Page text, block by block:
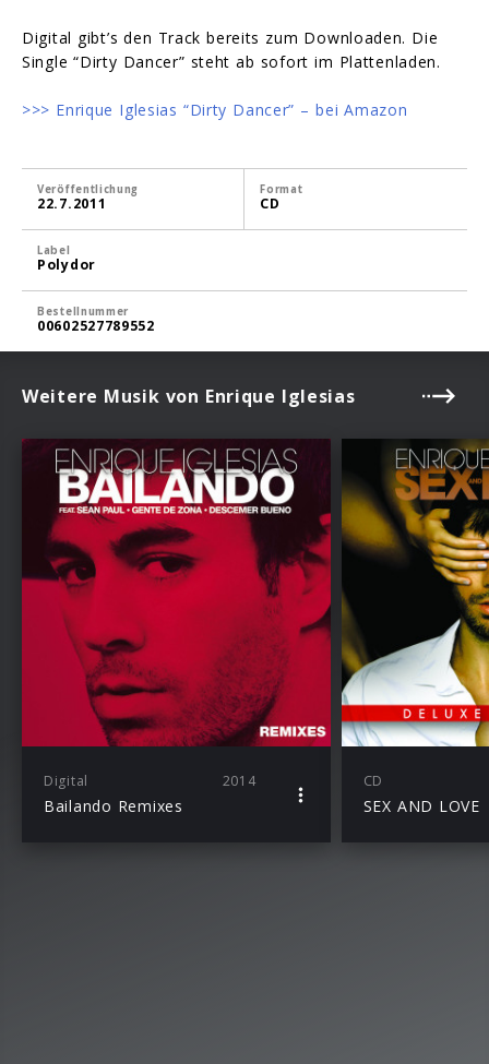
Digital gibt’s den Track bereits zum Downloaden. Die
Single “Dirty Dancer” steht ab sofort im Plattenladen.
>>> Enrique Iglesias “Dirty Dancer” – bei Amazon
Veröffentlichung
22.7.2011
Format
CD
Label
Polydor
Bestellnummer
00602527789552
Weitere Musik von Enrique Iglesias
Digital 2014
Bailando Remixes
CD
SEX AND LOVE